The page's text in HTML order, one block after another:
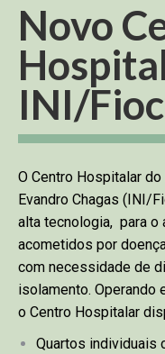
Novo
INI/
O Centro Hospitalar
Evandro Chagas (INI/
alta tecnologia, para o
acometidos por
com necessidade de
isolamento. Operando
o Centro Hospitalar
Quartos individuais